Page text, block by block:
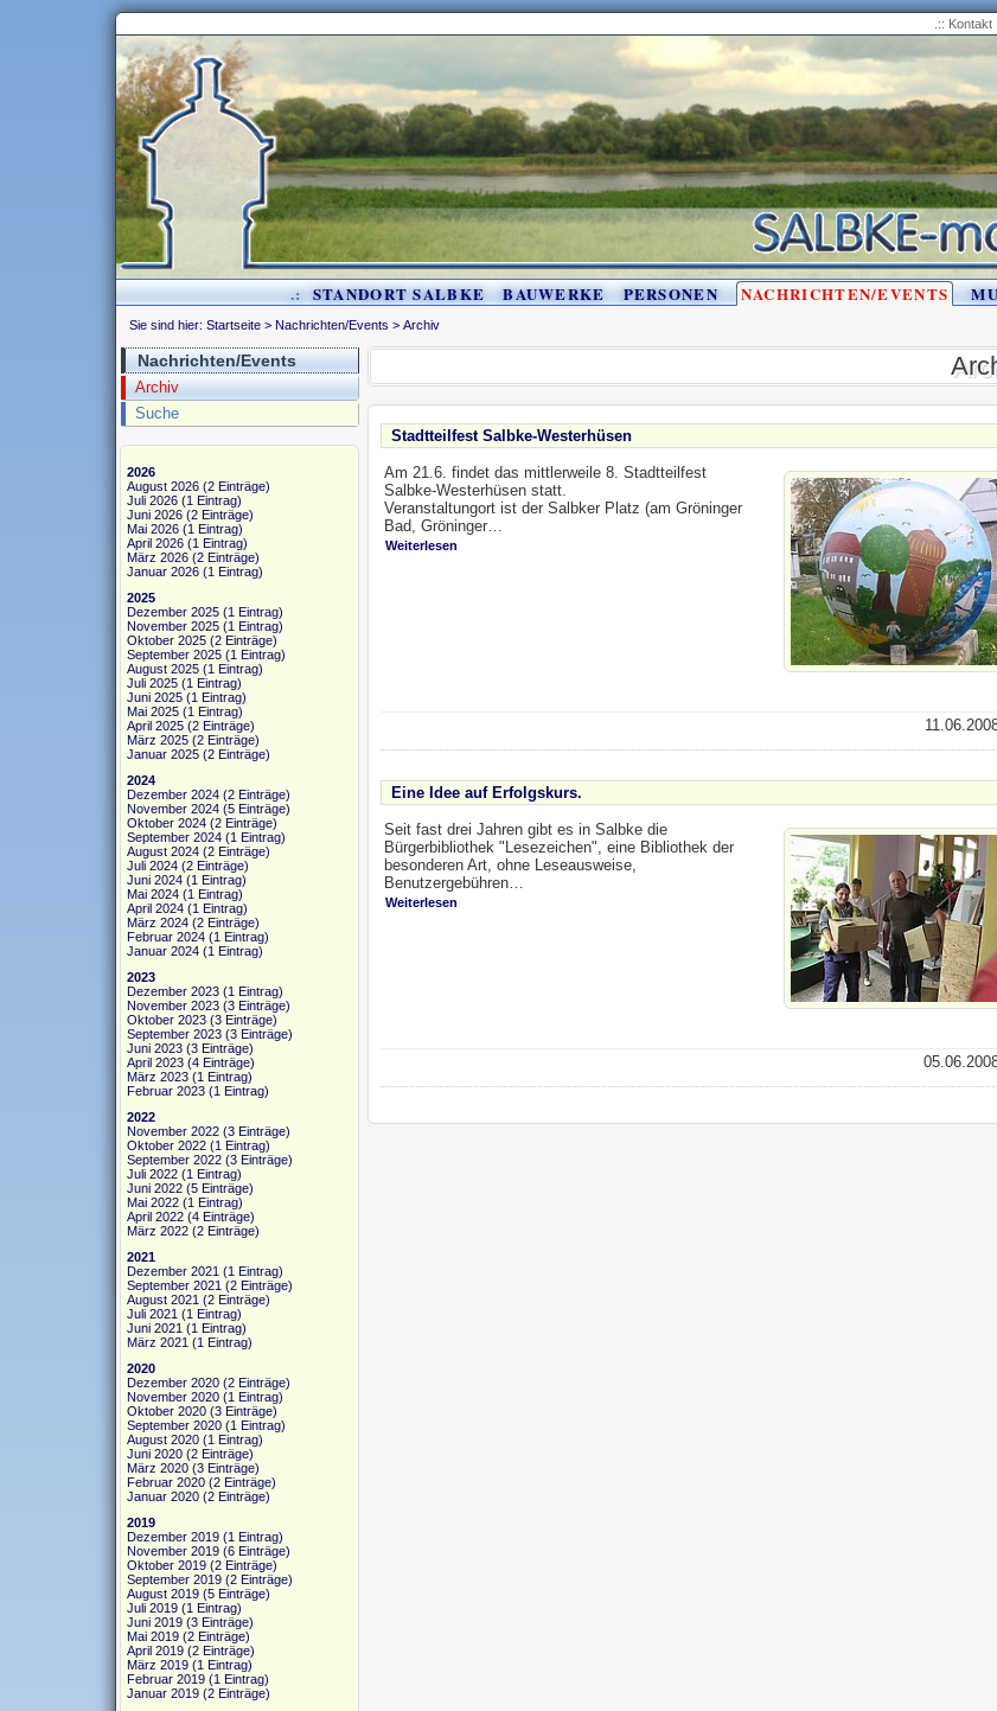
.:: Kontakt
.: STANDORT SALBKE BAUWERKE PERSONEN NACHRICHTEN/EVENTS
Sie sind hier: Startseite > Nachrichten/Events > Archiv
Nachrichten/Events
Archiv
Suche
2026
August 2026 (2 Einträge)
Juli 2026 (1 Eintrag)
Juni 2026 (2 Einträge)
Mai 2026 (1 Eintrag)
April 2026 (1 Eintrag)
März 2026 (2 Einträge)
Januar 2026 (1 Eintrag)
2025
Dezember 2025 (1 Eintrag)
November 2025 (1 Eintrag)
Oktober 2025 (2 Einträge)
September 2025 (1 Eintrag)
August 2025 (1 Eintrag)
Juli 2025 (1 Eintrag)
Juni 2025 (1 Eintrag)
Mai 2025 (1 Eintrag)
April 2025 (2 Einträge)
März 2025 (2 Einträge)
Januar 2025 (2 Einträge)
2024
Dezember 2024 (2 Einträge)
November 2024 (5 Einträge)
Oktober 2024 (2 Einträge)
September 2024 (1 Eintrag)
August 2024 (2 Einträge)
Juli 2024 (2 Einträge)
Juni 2024 (1 Eintrag)
Mai 2024 (1 Eintrag)
April 2024 (1 Eintrag)
März 2024 (2 Einträge)
Februar 2024 (1 Eintrag)
Januar 2024 (1 Eintrag)
2023
Dezember 2023 (1 Eintrag)
November 2023 (3 Einträge)
Oktober 2023 (3 Einträge)
September 2023 (3 Einträge)
Juni 2023 (3 Einträge)
April 2023 (4 Einträge)
März 2023 (1 Eintrag)
Februar 2023 (1 Eintrag)
2022
November 2022 (3 Einträge)
Oktober 2022 (1 Eintrag)
September 2022 (3 Einträge)
Juli 2022 (1 Eintrag)
Juni 2022 (5 Einträge)
Mai 2022 (1 Eintrag)
April 2022 (4 Einträge)
März 2022 (2 Einträge)
2021
Dezember 2021 (1 Eintrag)
September 2021 (2 Einträge)
August 2021 (2 Einträge)
Juli 2021 (1 Eintrag)
Juni 2021 (1 Eintrag)
März 2021 (1 Eintrag)
2020
Dezember 2020 (2 Einträge)
November 2020 (1 Eintrag)
Oktober 2020 (3 Einträge)
September 2020 (1 Eintrag)
August 2020 (1 Eintrag)
Juni 2020 (2 Einträge)
März 2020 (3 Einträge)
Februar 2020 (2 Einträge)
Januar 2020 (2 Einträge)
2019
Dezember 2019 (1 Eintrag)
November 2019 (6 Einträge)
Oktober 2019 (2 Einträge)
September 2019 (2 Einträge)
August 2019 (5 Einträge)
Juli 2019 (1 Eintrag)
Juni 2019 (3 Einträge)
Mai 2019 (2 Einträge)
April 2019 (2 Einträge)
März 2019 (1 Eintrag)
Februar 2019 (1 Eintrag)
Januar 2019 (2 Einträge)
Stadtteilfest Salbke-Westerhüsen
Am 21.6. findet das mittlerweile 8. Stadtteilfest
Salbke-Westerhüsen statt.
Veranstaltungort ist der Salbker Platz (am Gröninger
Bad, Gröninger…
Weiterlesen
Eine Idee auf Erfolgskurs.
Seit fast drei Jahren gibt es in Salbke die
Bürgerbibliothek "Lesezeichen", eine Bibliothek der
besonderen Art, ohne Leseausweise,
Benutzergebühren…
Weiterlesen